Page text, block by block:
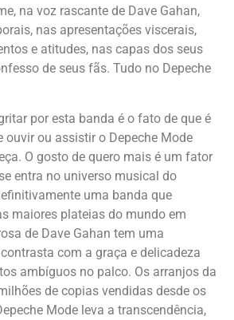
na voz rascante de Dave Gahan,
nas apresentações viscerais,
e atitudes, nas capas dos seus
de seus fãs. Tudo no Depeche
por esta banda é o fato de que é
ouvir ou assistir o Depeche Mode
O gosto de quero mais é um fator
entra no universo musical do
uma banda que
maiores plateias do mundo em
de Dave Gahan tem uma
com a graça e delicadeza
ambíguos no palco. Os arranjos da
de copias vendidas desde os
Mode leva a transcendência,